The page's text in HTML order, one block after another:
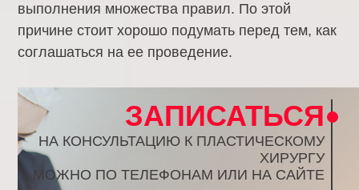
выполнения множества правил. По этой
причине стоит хорошо подумать перед тем, как
соглашаться на ее проведение.
ЗАПИСАТЬСЯ
НА КОНСУЛЬТАЦИЮ К ПЛАСТИЧЕСКОМУ
ХИРУРГУ
МОЖНО ПО ТЕЛЕФОНАМ ИЛИ НА САЙТЕ